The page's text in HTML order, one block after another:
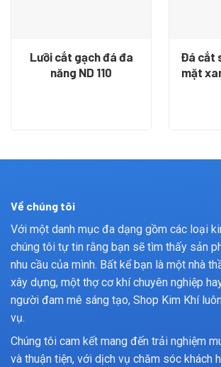
Lưỡi cắt gạch đá đa
năng ND 110
Đá cắt
mặt
Về chúng tôi
Với một danh mục đa dạng gồm các loại
chúng tôi tự tin rằng bạn sẽ tìm thấy sản
nhu cầu của mình. Bất kể bạn là một nhà
xây dựng, một thợ cơ khí chuyên nghiệp
người đam mê sáng tạo, Shop Kim Khí
vụ.
Chúng tôi cam kết mang đến trải nghiệm
và thuận tiện, với dịch vụ chăm sóc khách